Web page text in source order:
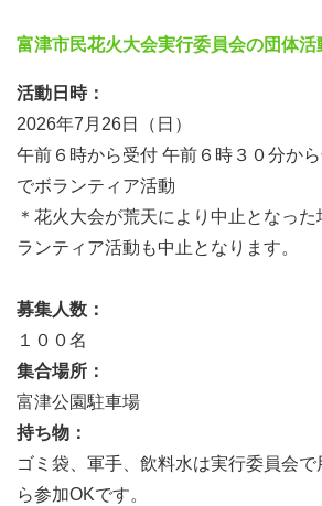
富津市民花火大会実行委員会の団体活
活動日時：
2026年7月26日（日）
午前６時から受付 午前６時３０分か
でボランティア活動
＊花火大会が荒天により中止となっ
ランティア活動も中止となります。
募集人数：
１００名
集合場所：
富津公園駐車場
持ち物：
ゴミ袋、軍手、飲料水は実行委員会
ら参加OKです。